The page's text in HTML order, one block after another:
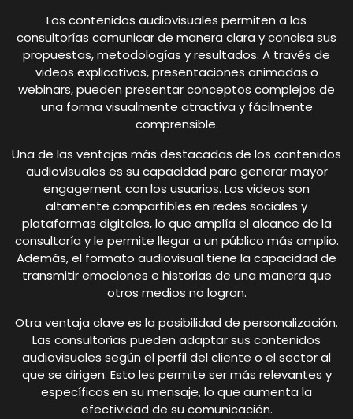
Los contenidos audiovisuales permiten a las
consultorías comunicar de manera clara y concisa sus
propuestas, metodologías y resultados. A través de
videos explicativos, presentaciones animadas o
webinars, pueden presentar conceptos complejos de
una forma visualmente atractiva y fácilmente
comprensible.
Una de las ventajas más destacadas de los contenidos
audiovisuales es su capacidad para generar mayor
engagement con los usuarios. Los videos son
altamente compartibles en redes sociales y
plataformas digitales, lo que amplía el alcance de la
consultoría y le permite llegar a un público más amplio.
Además, el formato audiovisual tiene la capacidad de
transmitir emociones e historias de una manera que
otros medios no logran.
Otra ventaja clave es la posibilidad de personalización.
Las consultorías pueden adaptar sus contenidos
audiovisuales según el perfil del cliente o el sector al
que se dirigen. Esto les permite ser más relevantes y
específicos en su mensaje, lo que aumenta la
efectividad de su comunicación.